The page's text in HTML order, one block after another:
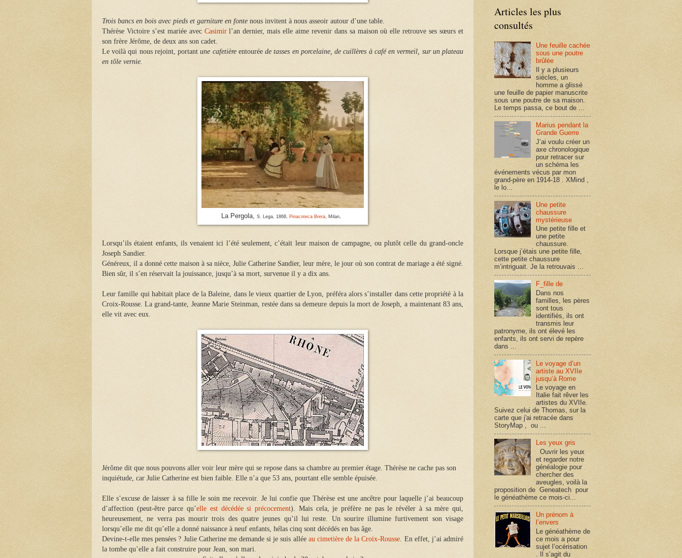
Trois bancs en bois avec pieds et garniture en fonte nous invitent à nous asseoir autour d’une table.
Thérèse Victoire s’est mariée avec Casimirl’an dernier, mais elle aime revenir dans sa maison où elle retrouve ses sœurs et
son frère Jérôme, de deux ans son cadet.
Le voilà qui nous rejoint, portantune cafetièreentouréede tasses en porcelaine, de cuillères à café en vermeil, sur un plateau
en tôle vernie.
La Pergola, S. Lega, 1868, Pinacoteca Brera, Milan,
Lorsqu’ils étaient enfants, ils venaient ici l’été seulement, c’était leur maison de campagne, ou plutôt celle du grand-oncle
Joseph Sandier.
Généreux, il a donné cette maison à sa nièce, Julie Catherine Sandier, leur mère, le jour où son contrat de mariage a été signé.
Bien sûr, il s’en réservait la jouissance, jusqu’à sa mort, survenue il y a dix ans.
Leur famille qui habitait place de la Baleine, dans le vieux quartier de Lyon, préféra alors s’installer dans cette propriété à la
Croix-Rousse. La grand-tante, Jeanne Marie Steinman, restée dans sa demeure depuis la mort de Joseph, a maintenant 83 ans,
elle vit avec eux.
Jérôme dit que nous pouvons aller voir leur mère qui se repose dans sa chambre au premier étage. Thérèse ne cache pas son
inquiétude, car Julie Catherine est bien faible. Elle n’a que 53 ans, pourtant elle semble épuisée.
Elle s’excuse de laisser à sa fille le soin me recevoir. Je lui confie que Thérèse est une ancêtre pour laquelle j’ai beaucoup
d’affection (peut-être parce qu’elle est décédée si précocement). Mais cela, je préfère ne pas le révéler à sa mère qui,
heureusement, ne verra pas mourir trois des quatre jeunes qu’il lui reste. Un sourire illumine furtivement son visage
lorsqu’elle me dit qu’elle a donné naissance à neuf enfants, hélas cinq sont décédés en bas âge.
Devine-t-elle mes pensées ? Julie Catherine me demande si je suis allée au cimetière de la Croix-Rousse . En effet, j’ai admiré
la tombe qu’elle a fait construire pour Jean, son mari.
Articles les plus
consultés
Une feuille cachée
sous une poutre
brûlée
Il y a plusieurs
siècles, un
homme a glissé
une feuille de papier manuscrite
sous une poutre de sa maison.
Le temps passa, ce bout de ...
Marius pendant la
Grande Guerre
J’ai voulu créer un
axe chronologique
pour retracer sur
un schéma les
événements vécus par mon
grand-père en 1914-18 . XMind ,
le lo...
Une petite
chaussure
mystérieuse
Une petite fille et
une petite
chaussure.
Lorsque j’étais une petite fille,
cette petite chaussure
m’intriguait. Je la retrouvais ...
F_fille de
Dans nos
familles, les pères
sont tous
identifiés, ils ont
transmis leur
patronyme, ils ont élevé les
enfants, ils ont servi de repère
dans ...
Le voyage d’un
artiste au XVIIe
jusqu’à Rome
Le voyage en
Italie fait rêver les
artistes du XVIIe.
Suivez celui de Thomas, sur la
carte que j'ai retracée dans
StoryMap , ou ...
Les yeux gris
Ouvrir les yeux
et regarder notre
généalogie pour
chercher des
aveugles, voilà la
proposition de Geneatech pour
le généathème ce mois-ci...
Un prénom à
l’envers
Le généathème de
ce mois a pour
sujet l’océrisation
. Il s’agit du